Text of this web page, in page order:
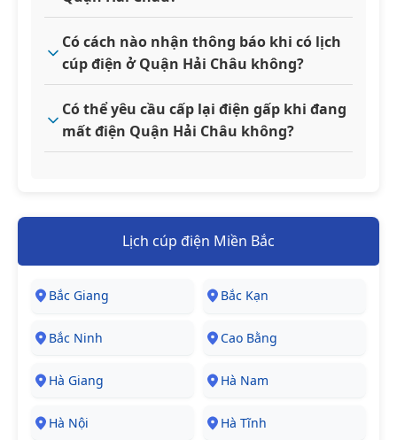
Có cách nào nhận thông báo khi có lịch
cúp điện ở Quận Hải Châu không?
Có thể yêu cầu cấp lại điện gấp khi đang
mất điện Quận Hải Châu không?
Lịch cúp điện Miền Bắc
Bắc Giang Bắc Kạn
Bắc Ninh Cao Bằng
Hà Giang Hà Nam
Hà Nội Hà Tĩnh